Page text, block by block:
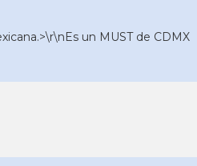
un MUST de CDMX